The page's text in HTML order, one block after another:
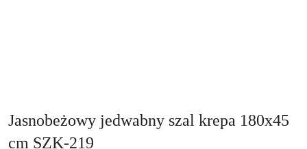
Jasnobeżowy jedwabny szal krepa 180x45
cm SZK-219